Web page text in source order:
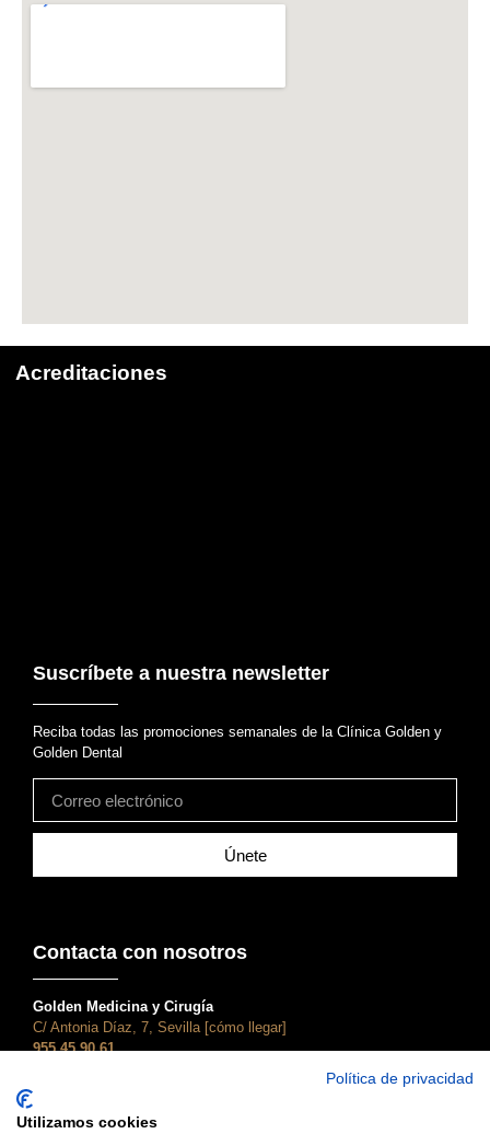
Acreditaciones
Suscríbete a nuestra newsletter
Reciba todas las promociones semanales de la Clínica Golden y
Golden Dental
Únete
Contacta con nosotros
Golden Medicina y Cirugía
C/ Antonia Díaz, 7, Sevilla [cómo llegar]
955 45 90 61
C/ Adriano, 28, Sevilla [cómo llegar]
Política de privacidad
Utilizamos cookies